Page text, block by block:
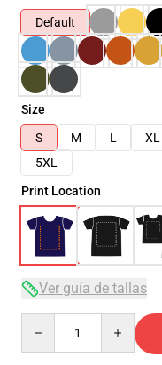
Default
Size
S
M L XL
5XL
Print Location
Ver guía de tallas